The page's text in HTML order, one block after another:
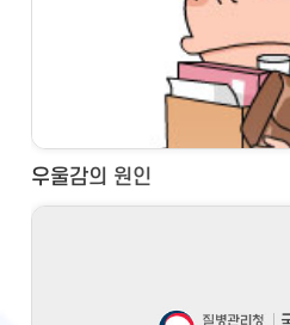
우울감의 원인